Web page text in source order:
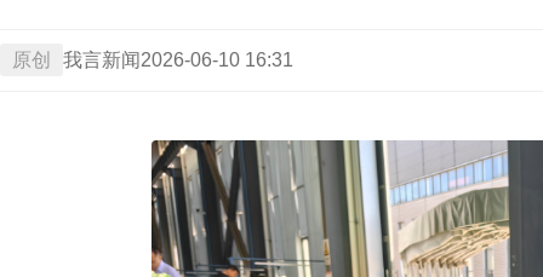
原创 我言新闻 2026-06-10 16:31